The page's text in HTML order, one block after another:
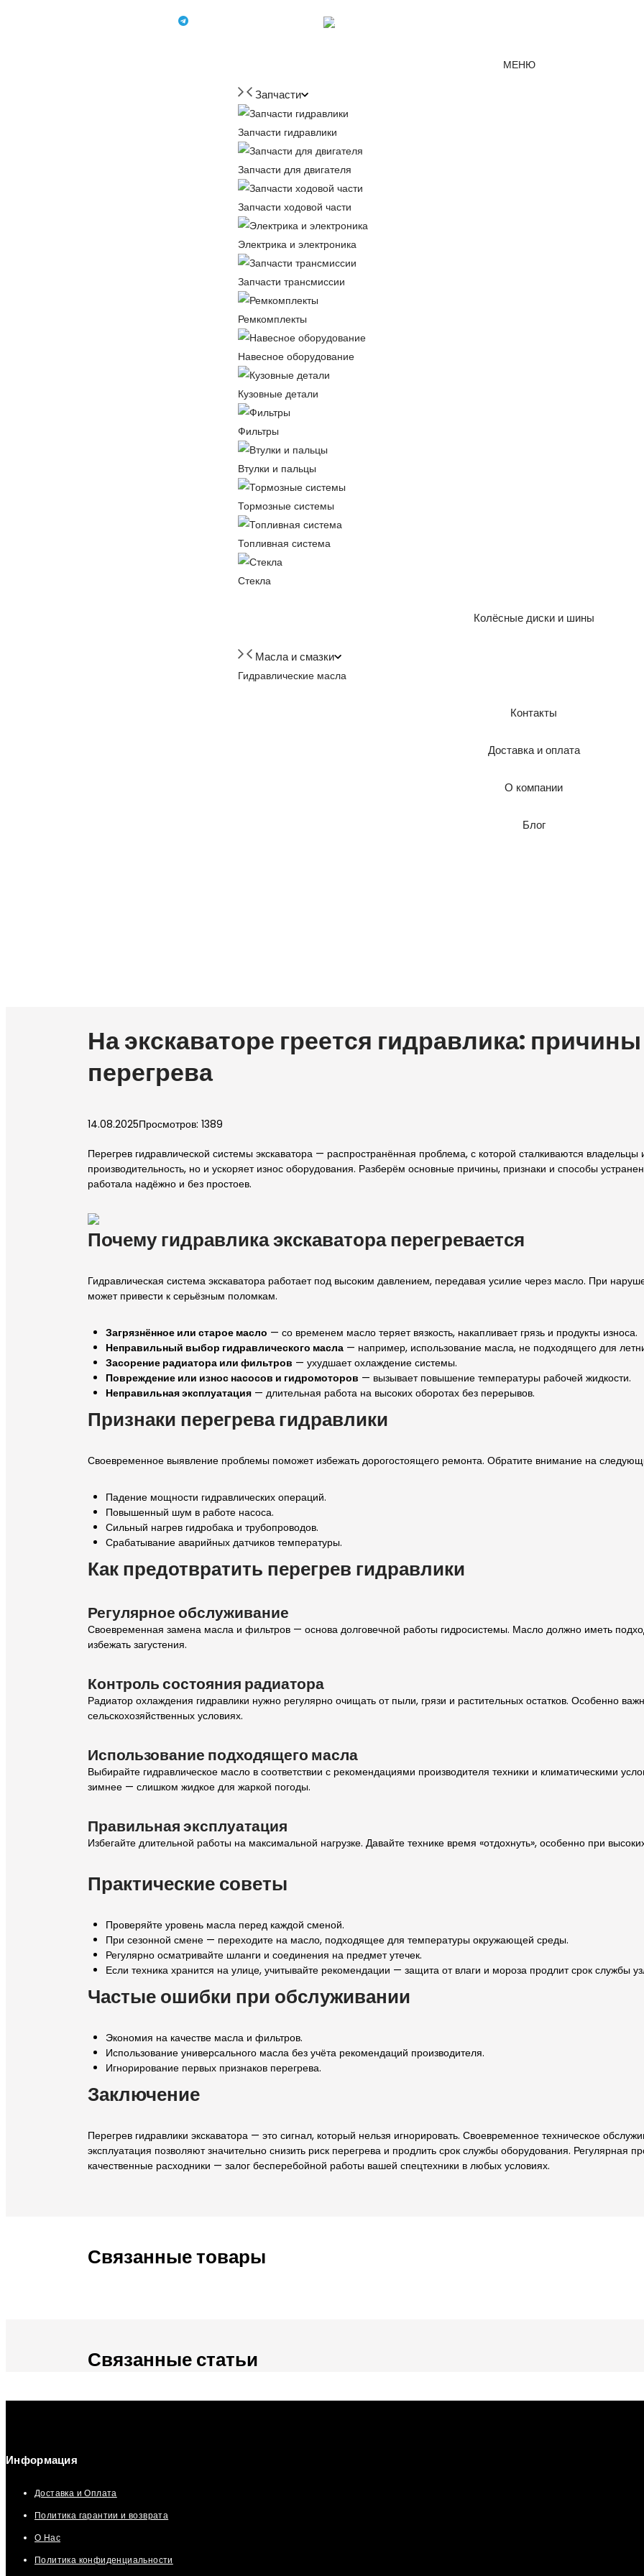
Мессенджер MAX
МЕНЮ
Запчасти
Запчасти гидравлики
Запчасти для двигателя
Запчасти ходовой части
Электрика и электроника
Запчасти трансмиссии
Ремкомплекты
Навесное оборудование
Кузовные детали
Фильтры
Втулки и пальцы
Тормозные системы
Топливная система
Стекла
Колёсные диски и шины
Масла и смазки
Гидравлические масла
Контакты
Доставка и оплата
О компании
Блог
На экскаваторе греется гидравлика:
перегрева
14.08.2025Просмотров: 1389
Перегрев гидравлической системы экскаватора — распространённая проблема, с которой сталкиваются
производительность, но и ускоряет износ оборудования. Разберём основные причины, признаки и способы
работала надёжно и без простоев.
Почему гидравлика экскаватора перегревается
Гидравлическая система экскаватора работает под высоким давлением, передавая усилие через масло. При
может привести к серьёзным поломкам.
Загрязнённое или старое масло — со временем масло теряет вязкость, накапливает грязь и продукты износа.
Неправильный выбор гидравлического масла — например, использование масла, не подходящего для
Засорение радиатора или фильтров — ухудшает охлаждение системы.
Повреждение или износ насосов и гидромоторов — вызывает повышение температуры рабочей жидкости.
Неправильная эксплуатация — длительная работа на высоких оборотах без перерывов.
Признаки перегрева гидравлики
Своевременное выявление проблемы поможет избежать дорогостоящего ремонта. Обратите внимание на
Падение мощности гидравлических операций.
Повышенный шум в работе насоса.
Сильный нагрев гидробака и трубопроводов.
Срабатывание аварийных датчиков температуры.
Как предотвратить перегрев гидравлики
Регулярное обслуживание
Своевременная замена масла и фильтров — основа долговечной работы гидросистемы. Масло должно иметь
избежать загустения.
Контроль состояния радиатора
Радиатор охлаждения гидравлики нужно регулярно очищать от пыли, грязи и растительных остатков. Особенно
сельскохозяйственных условиях.
Использование подходящего масла
Выбирайте гидравлическое масло в соответствии с рекомендациями производителя техники и климатическими
зимнее — слишком жидкое для жаркой погоды.
Правильная эксплуатация
Избегайте длительной работы на максимальной нагрузке. Давайте технике время «отдохнуть», особенно при
Практические советы
Проверяйте уровень масла перед каждой сменой.
При сезонной смене — переходите на масло, подходящее для температуры окружающей среды.
Регулярно осматривайте шланги и соединения на предмет утечек.
Если техника хранится на улице, учитывайте рекомендации — защита от влаги и мороза продлит срок службы
Частые ошибки при обслуживании
Экономия на качестве масла и фильтров.
Использование универсального масла без учёта рекомендаций производителя.
Игнорирование первых признаков перегрева.
Заключение
Перегрев гидравлики экскаватора — это сигнал, который нельзя игнорировать. Своевременное техническое
эксплуатация позволяют значительно снизить риск перегрева и продлить срок службы оборудования. Регулярная
качественные расходники — залог бесперебойной работы вашей спецтехники в любых условиях.
Связанные товары
Связанные статьи
Информация
Доставка и Оплата
Политика гарантии и возврата
О Нас
Политика конфиденциальности